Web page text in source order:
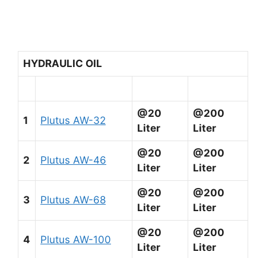
HYDRAULIC OIL
1 Plutus AW-32
@20
Liter
@200
Liter
2 Plutus AW-46
@20
Liter
@200
Liter
3 Plutus AW-68
@20
Liter
@200
Liter
4 Plutus AW-100
@20
Liter
@200
Liter